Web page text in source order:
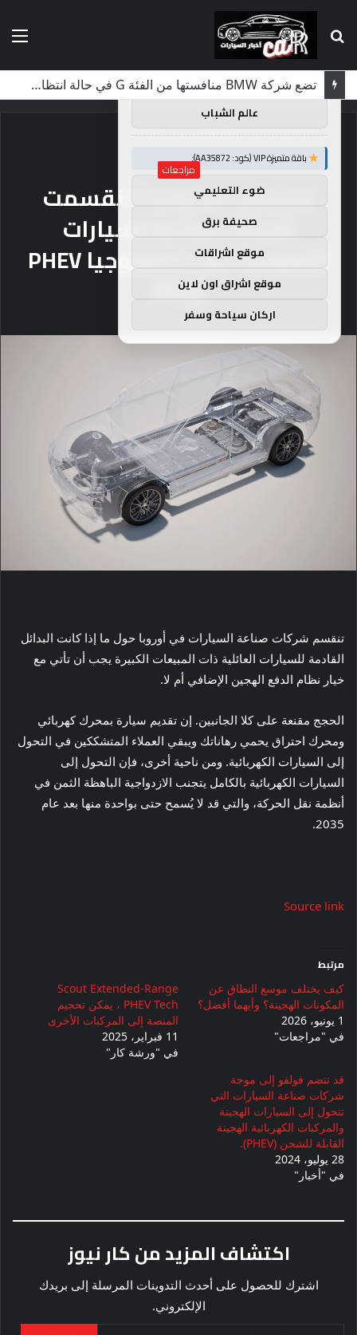
بحث
عن
لماذا تم منع النساء من المشاركة في لومان لعقود من الزمن؟
الرئيسية/مراجعات
مراجعات
محركان، حل واحد؟ انقسمت
شركات صناعة السيارات
الأوروبية حول تكنولوجيا PHEV
وREx
تنقسم شركات صناعة السيارات في أوروبا حول ما إذا كانت البدائل
القادمة للسيارات العائلية ذات المبيعات الكبيرة يجب أن تأتي مع
خيار نظام الدفع الهجين الإضافي أم لا.
الحجج مقنعة على كلا الجانبين. إن تقديم سيارة بمحرك كهربائي
ومحرك احتراق يحمي رهاناتك ويبقي العملاء المتشككين في التحول
إلى السيارات الكهربائية. ومن ناحية أخرى، فإن التحول إلى
السيارات الكهربائية بالكامل يتجنب الازدواجية الباهظة الثمن في
أنظمة نقل الحركة، والتي قد لا يُسمح حتى بواحدة منها بعد عام
2035.
Source link
مرتبط
كيف يختلف موسع النطاق عن
المكونات الهجينة؟ وأيهما أفضل؟
1 يونيو، 2026
في "مراجعات"
Scout Extended-Range
PHEV Tech ، يمكن تحجيم
المنصة إلى المركبات الأخرى
11 فبراير، 2025
في "ورشة كار"
قد تنضم فولفو إلى موجة
شركات صناعة السيارات التي
تتحول إلى السيارات الهجينة
والمركبات الكهربائية الهجينة
القابلة للشحن (PHEV).
28 يوليو، 2024
في "أخبار"
اكتشاف المزيد من كار نيوز
اشترك للحصول على أحدث التدوينات المرسلة إلى بريدك
الإلكتروني.
توصيات :
باقة متميزة VIP (كود: AA86842):
عالم الشباب
باقة متميزة VIP (كود: AA35872):
ضوء التعليمي
صحيفة برق
موقع اشراقات
موقع اشراق اون لاين
اركان سياحة وسفر